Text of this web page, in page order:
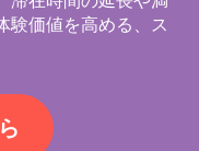
験価値を高める、ス